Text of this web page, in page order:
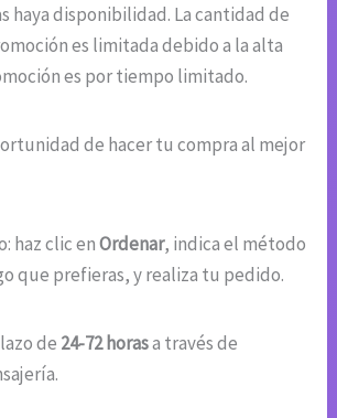
haya disponibilidad. La cantidad de
es limitada debido a la alta
es por tiempo limitado.
de hacer tu compra al mejor
haz clic enOrdenar, indica el método
que prefieras, y realiza tu pedido.
de 24-72 horasa través de